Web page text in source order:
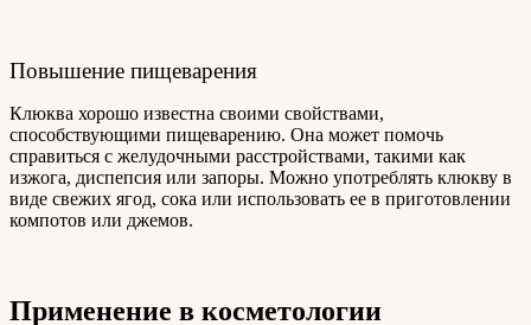
Повышение пищеварения
Клюква хорошо известна своими свойствами,
способствующими пищеварению. Она может помочь
справиться с желудочными расстройствами, такими как
изжога, диспепсия или запоры. Можно употреблять клюкву в
виде свежих ягод, сока или использовать ее в приготовлении
компотов или джемов.
Применение в косметологии